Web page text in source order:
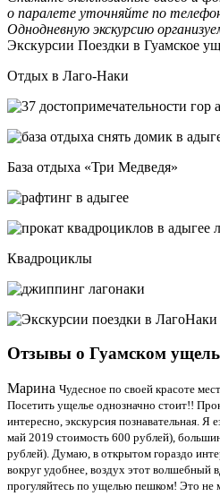
о паралете уточняйте по
Однодневную экскурсию
Экскурсии Поездки в Гуамское
Отдых в Лаго-Наки
База отдыха «Три Медведя»
Квадроциклы
Отзывы о Гуамском
Марина Чудесное по своей красоте
Посетить ущелье однозначно стоит!!
интересно, экскурсия познавательная. Я
май 2019 стоимость 600 рублей),
рублей). Думаю, в открытом гораздо
вокруг удобнее, воздух этот волшебный
прогуляйтесь по ущелью пешком! Это не